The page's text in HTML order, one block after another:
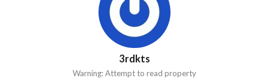
3rdkts
Warning: Attempt to read property